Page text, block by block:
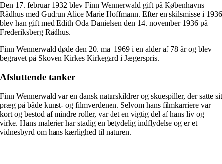
Den 17. februar 1932 blev Finn Wennerwald gift på Københavns
Rådhus med Gudrun Alice Marie Hoffmann. Efter en skilsmisse i 1936
blev han gift med Edith Oda Danielsen den 14. november 1936 på
Frederiksberg Rådhus.
Finn Wennerwald døde den 20. maj 1969 i en alder af 78 år og blev
begravet på Skoven Kirkes Kirkegård i Jægerspris.
Afsluttende tanker
Finn Wennerwald var en dansk naturskildrer og skuespiller, der satte sit
præg på både kunst- og filmverdenen. Selvom hans filmkarriere var
kort og bestod af mindre roller, var det en vigtig del af hans liv og
virke. Hans malerier har stadig en betydelig indflydelse og er et
vidnesbyrd om hans kærlighed til naturen.